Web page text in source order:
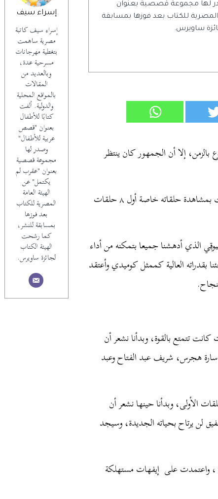
إسراء سيف
إسراء سيف كاتبة
مصرية ساهمت
بتغطية مهرجانات
مسرحية عدة،
وبالعديد من
المقالات
بالمواقع المحلية
والدولية. ألفت
كتابًا للأطفال
بعنوان "قصص
عربية للأطفال"
وصدر لها
مجموعة قصصية
بعنوان "عقرب لم
يكتمل" عن
الهيئة العامة
المصرية للكتاب
بعد فوزها
بمسابقة للنشر،
كما رشحت
الهيئة الكتاب
لجائزة ساويرس.
لها مجموعة قصصية بعنوان
للكتاب بعد فوزها بمسابقة
ساويرس.
إلا أن الجمهور كان ينتظر
وعلى الرغم من ملاحظاتي على المسلسل إلا أنني استمتعت بمشاهدة حلقاته خاصة أول ٨ حلقات
الذي أدهشنا جميعا بتمكنه من أداء
العالية كممثل كوميدي وأعتقد
بعض الحلقات الضعيفة، فأول ٨ حلقات كانت تتمتع بالقوة، وبدأنا نشعر أن
هجرس، شريف عبد الفتاح وعبد
الأولى، وبدأنا حينها نشعر أن
لن يرتاح بحياته الجديدة، وسيجد
، واعتمدت على إيفهات مستهلكة